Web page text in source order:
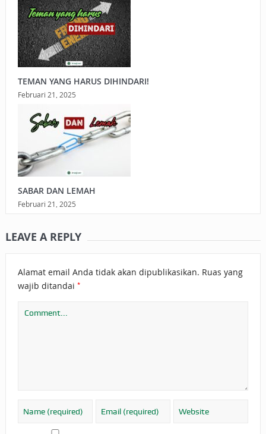
TEMAN YANG HARUS DIHINDARI!
Februari 21, 2025
SABAR DAN LEMAH
Februari 21, 2025
LEAVE A REPLY
Alamat email Anda tidak akan dipublikasikan. Ruas yang
wajib ditandai *